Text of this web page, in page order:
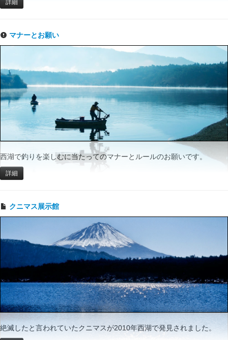
詳細
マナーとお願い
西湖で釣りを楽しむに当たってのマナーとルールのお願いです。
詳細
クニマス展示館
絶滅したと言われていたクニマスが2010年西湖で発見されました。